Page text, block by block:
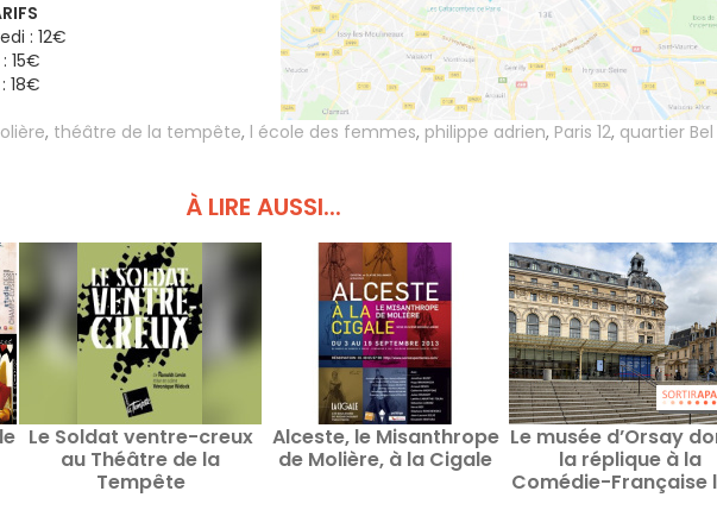
: 12€
: 15€
18€
, théâtre de la tempête, l école des femmes, philippe adrien, Paris 12, quartier Bel
À LIRE AUSSI...
Le Soldat ventre-creux
au Théâtre de la
Tempête
Alceste, le Misanthrope
de Molière, à la Cigale
Le musée d’Orsay
la réplique à la
Comédie-Française